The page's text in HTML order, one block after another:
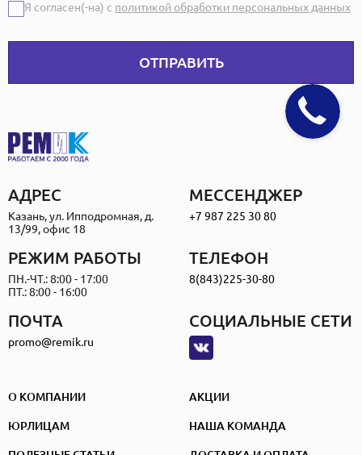
Я согласен(-на) с политикой обработки персональных данных
ОТПРАВИТЬ
АДРЕС
Казань, ул. Ипподромная, д.
13/99, офис 18
МЕССЕНДЖЕР
+7 987 225 30 80
ПОЧТА
promo@remik.ru
РЕЖИМ РАБОТЫ
ПН.-ЧТ.: 8:00 - 17:00
ПТ.: 8:00 - 16:00
ТЕЛЕФОН
8(843)225-30-80
СОЦИАЛЬНЫЕ СЕТИ
О КОМПАНИИ АКЦИИ
ЮРЛИЦАМ НАША КОМАНДА